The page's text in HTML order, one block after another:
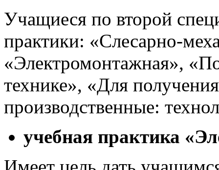
Учащиеся по второй
практики: «Слесарно-
«Электромонтажная»,
технике», «Для
производственные:
учебная практика